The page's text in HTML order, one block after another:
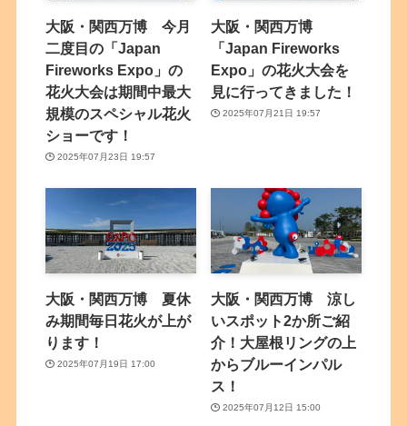
大阪・関西万博 今月
二度目の「Japan
Fireworks Expo」の
花火大会は期間中最大
規模のスペシャル花火
ショーです！
2025年07月23日 19:57
大阪・関西万博
「Japan Fireworks
Expo」の花火大会を
見に行ってきました！
2025年07月21日 19:57
大阪・関西万博 夏休
み期間毎日花火が上が
ります！
2025年07月19日 17:00
大阪・関西万博 涼し
いスポット2か所ご紹
介！大屋根リングの上
からブルーインパル
ス！
2025年07月12日 15:00